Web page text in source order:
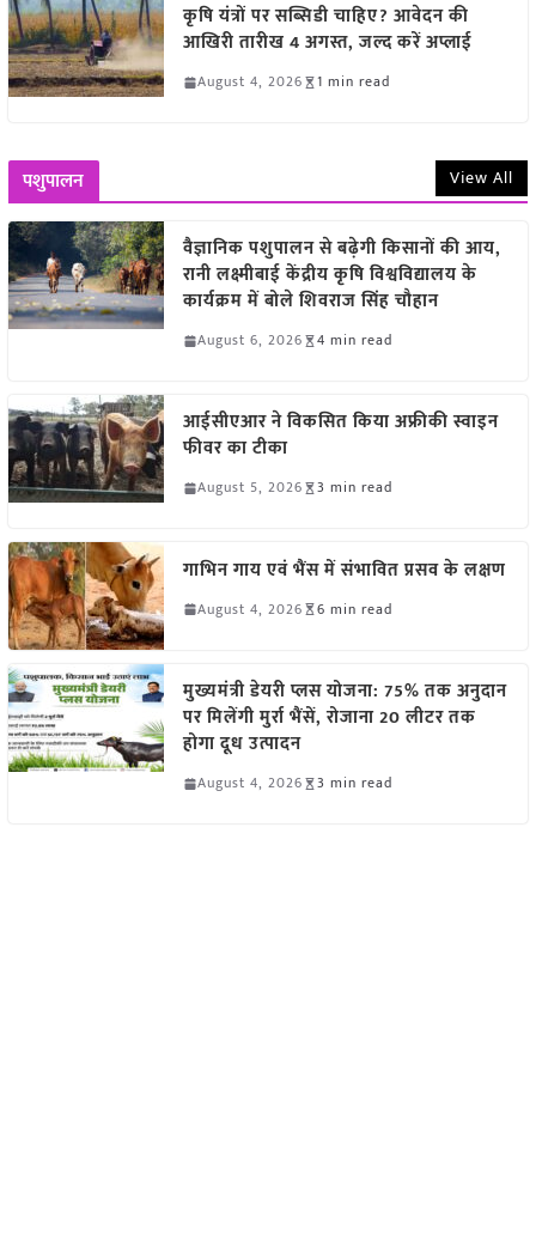
कृषि यंत्रों पर सब्सिडी चाहिए? आवेदन की
आखिरी तारीख 4 अगस्त, जल्द करें अप्लाई
August 4, 2026 1 min read
पशुपालन View All
वैज्ञानिक पशुपालन से बढ़ेगी किसानों की आय,
रानी लक्ष्मीबाई केंद्रीय कृषि विश्वविद्यालय के
कार्यक्रम में बोले शिवराज सिंह चौहान
August 6, 2026 4 min read
आईसीएआर ने विकसित किया अफ्रीकी स्वाइन
फीवर का टीका
August 5, 2026 3 min read
गाभिन गाय एवं भैंस में संभावित प्रसव के लक्षण
August 4, 2026 6 min read
मुख्यमंत्री डेयरी प्लस योजना: 75% तक अनुदान
पर मिलेंगी मुर्रा भैंसें, रोजाना 20 लीटर तक
होगा दूध उत्पादन
August 4, 2026 3 min read